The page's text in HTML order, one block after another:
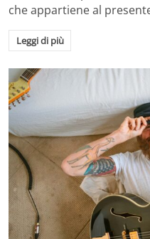
che appartiene al
Leggi di più